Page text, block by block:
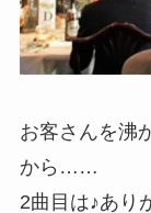
お客さんを沸
から……
2曲目は♪あり